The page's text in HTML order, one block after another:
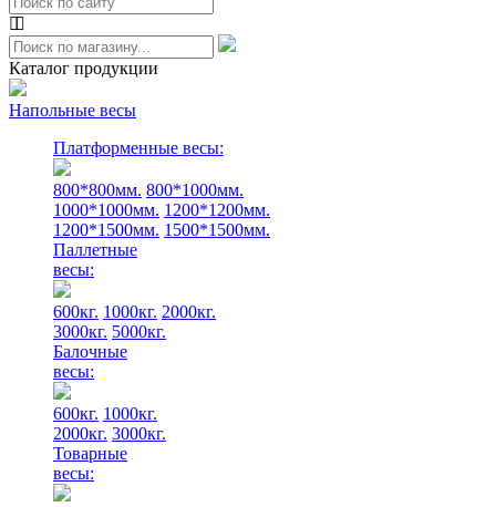
Каталог продукции
Напольные весы
Платформенные весы:
800*800мм. 800*1000мм.
1000*1000мм. 1200*1200мм.
1200*1500мм. 1500*1500мм.
Паллетные
весы:
600кг. 1000кг. 2000кг.
3000кг. 5000кг.
Балочные
весы:
600кг. 1000кг.
2000кг. 3000кг.
Товарные
весы: